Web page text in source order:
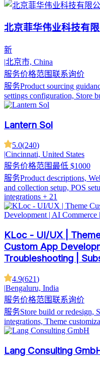
北京菲华伟业科技有
新
|北京市, China
服务价格范围联系询价
服务Product sourcing
settings configuration, Store
Lantern Sol
5.0(240)
Cincinnati, United States
服务价格范围最低 $1000
服务Product descriptions,
and collection setup, POS
integrations + 21
KLoc - UI/UX |
Custom App
Troubleshooting |
4.9(621)
|Bengaluru, India
服务价格范围联系询价
服务Store build or redesign,
integrations, Theme
Lang Consulting